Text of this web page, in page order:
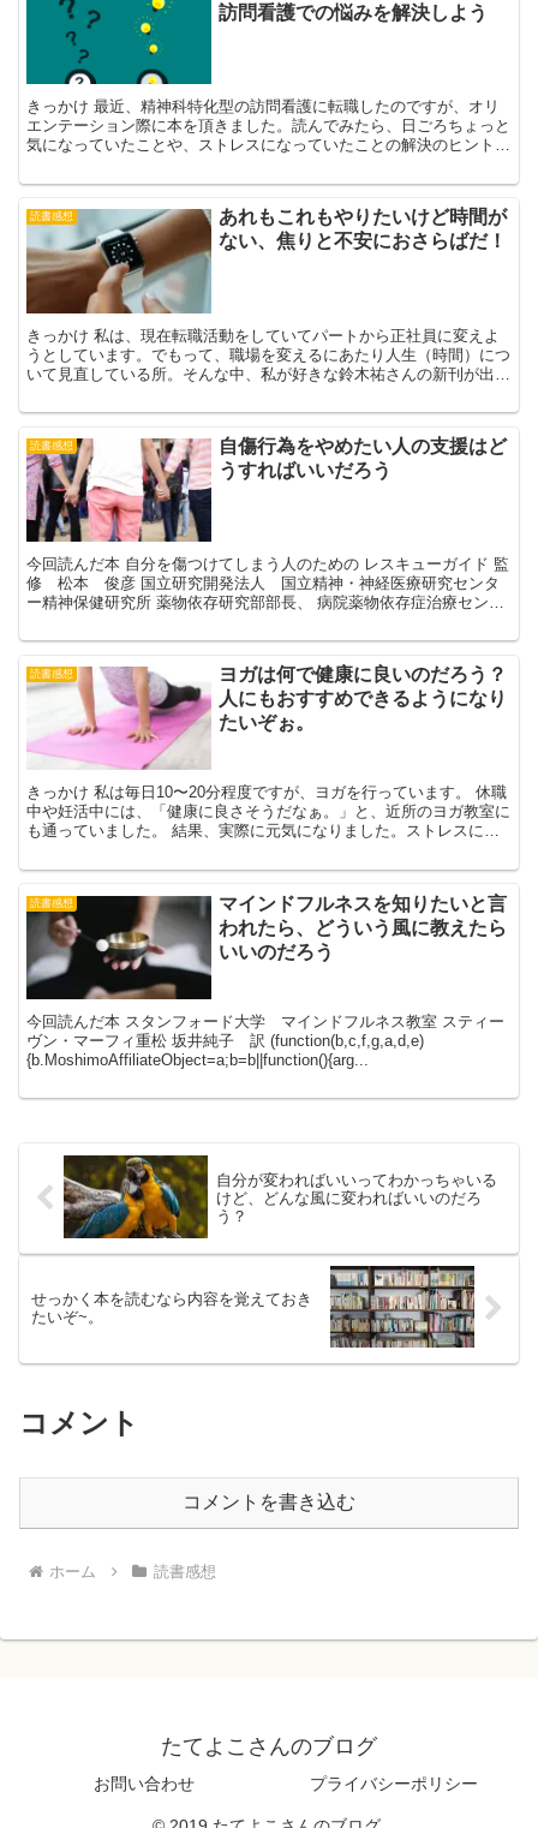
訪問看護での悩みを解決しよう
きっかけ 最近、精神科特化型の訪問看護に転職したのですが、オリ
エンテーション際に本を頂きました。読んでみたら、日ごろちょっと
気になっていたことや、ストレスになっていたことの解決のヒントが
読書感想
あれもこれもやりたいけど時間が
ない、焦りと不安におさらばだ！
きっかけ 私は、現在転職活動をしていてパートから正社員に変えよ
うとしています。でもって、職場を変えるにあたり人生（時間）につ
いて見直している所。そんな中、私が好きな鈴木祐さんの新刊が出て
読書感想
自傷行為をやめたい人の支援はど
うすればいいだろう
今回読んだ本 自分を傷つけてしまう人のための レスキューガイド 監
修 松本 俊彦 国立研究開発法人 国立精神・神経医療研究センタ
ー精神保健研究所 薬物依存研究部部長、 病院薬物依存症治療センタ
読書感想
ヨガは何で健康に良いのだろう？
人にもおすすめできるようになり
たいぞぉ。
きっかけ 私は毎日10〜20分程度ですが、ヨガを行っています。 休職
中や妊活中には、「健康に良さそうだなぁ。」と、近所のヨガ教室に
も通っていました。 結果、実際に元気になりました。ストレスにも
読書感想
マインドフルネスを知りたいと言
われたら、どういう風に教えたら
いいのだろう
今回読んだ本 スタンフォード大学 マインドフルネス教室 スティー
ヴン・マーフィ重松 坂井純子 訳 (function(b,c,f,g,a,d,e)
{b.MoshimoAffiliateObject=a;b=b||function(){arg...
自分が変わればいいってわかっちゃいる
けど、どんな風に変わればいいのだろ
う？
せっかく本を読むなら内容を覚えておき
たいぞ~。
コメント
コメントを書き込む
ホーム 読書感想
たてよこさんのブログ
お問い合わせ プライバシーポリシー